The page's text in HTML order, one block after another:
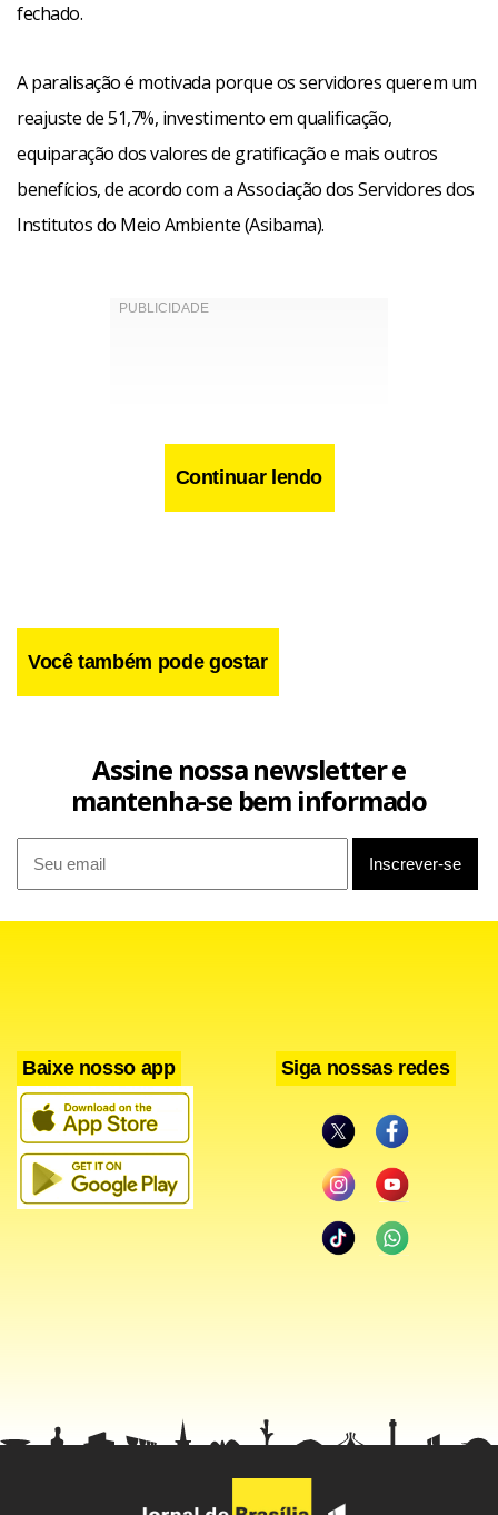
fechado.
A paralisação é motivada porque os servidores querem um
reajuste de 51,7%, investimento em qualificação,
equiparação dos valores de gratificação e mais outros
benefícios, de acordo com a Associação dos Servidores dos
Institutos do Meio Ambiente (Asibama).
Continuar lendo
Você também pode gostar
Assine nossa newsletter e
mantenha-se bem informado
Baixe nosso app Siga nossas redes